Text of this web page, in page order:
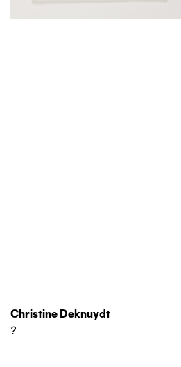
Christine Deknuydt
?